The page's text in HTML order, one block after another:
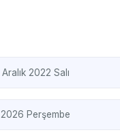
2022 Salı
2026 Perşembe